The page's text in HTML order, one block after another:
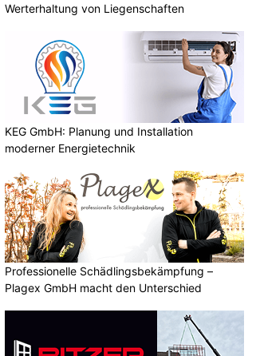
Werterhaltung von Liegenschaften
KEG GmbH: Planung und Installation
moderner Energietechnik
Professionelle Schädlingsbekämpfung –
Plagex GmbH macht den Unterschied